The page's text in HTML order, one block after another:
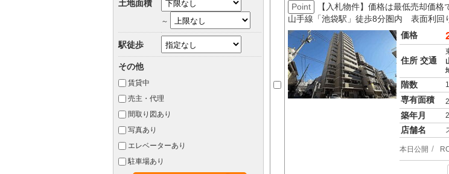
Point
【入札物件】価格は最低売却価
山手線「池袋駅」徒歩8分圏内 表面利回
価格
住所 交通
階数
専有面積
築年月
店舗名
本日公開
土地面積
～
駅徒歩
その他
賃貸中
売主・代理
間取り図あり
写真あり
エレベーターあり
駐車場あり